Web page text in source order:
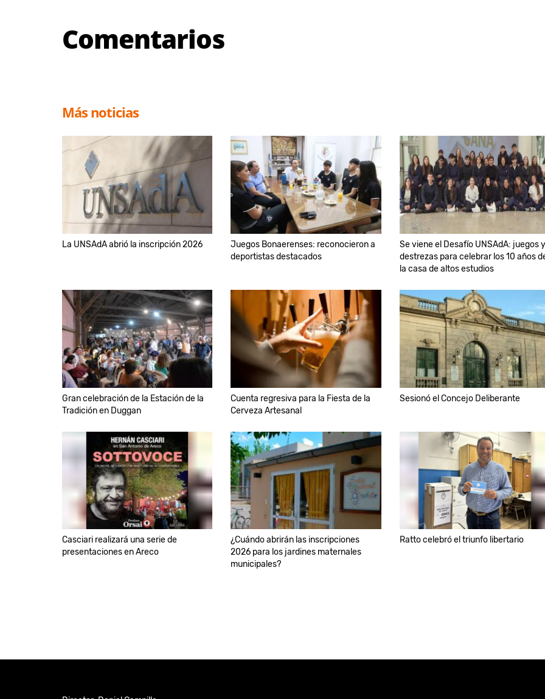
Comentarios
Más noticias
La UNSAdA abrió la inscripción 2026
Juegos Bonaerenses: reconocieron a
deportistas destacados
Se viene el Desafío UNSAdA: juegos y
destrezas para celebrar los 10 años
la casa de altos estudios
Gran celebración de la Estación de la
Tradición en Duggan
Cuenta regresiva para la Fiesta de la
Cerveza Artesanal
Sesionó el Concejo Deliberante
Casciari realizará una serie de
presentaciones en Areco
¿Cuándo abrirán las inscripciones
2026 para los jardines maternales
municipales?
Ratto celebró el triunfo libertario